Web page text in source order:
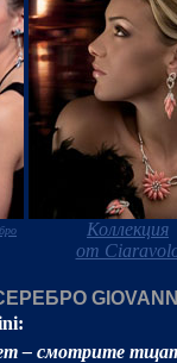
Коллекция
от
GIOVANNI
– смотрите